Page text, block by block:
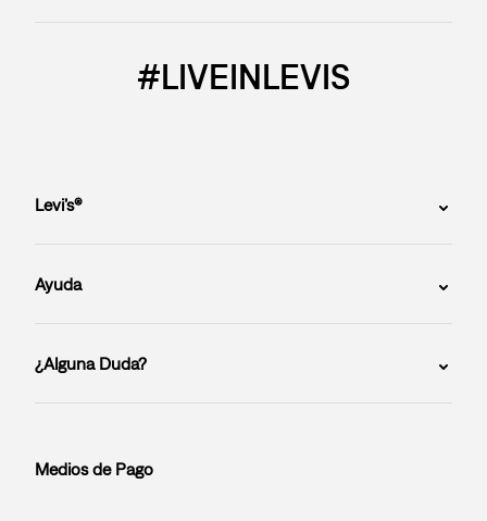
#LIVEINLEVIS
Levi’s®
Ayuda
¿Alguna Duda?
Medios de Pago